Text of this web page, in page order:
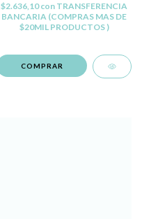
$2.636,10con TRANSFERENCIA
BANCARIA (COMPRAS MAS DE
$20MIL PRODUCTOS )